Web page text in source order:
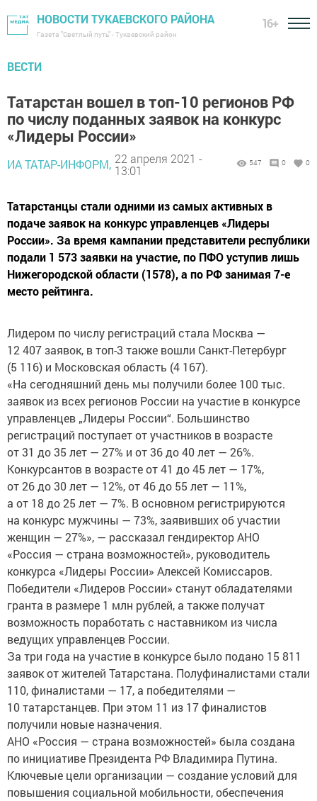
НОВОСТИ ТУКАЕВСКОГО РАЙОНА
Газета "Светлый путь" - Тукаевский район
16+
ВЕСТИ
Татарстан вошел в топ-10 регионов РФ
по числу поданных заявок на конкурс
«Лидеры России»
ИА ТАТАР-ИНФОРМ, 22 апреля 2021 -
13:01
547 0 0
Татарстанцы стали одними из самых активных в
подаче заявок на конкурс управленцев «Лидеры
России». За время кампании представители республики
подали 1 573 заявки на участие, по ПФО уступив лишь
Нижегородской области (1578), а по РФ занимая 7-е
место рейтинга.
Лидером по числу регистраций стала Москва —
12 407 заявок, в топ-3 также вошли Санкт-Петербург
(5 116) и Московская область (4 167).
«На сегодняшний день мы получили более 100 тыс.
заявок из всех регионов России на участие в конкурсе
управленцев „Лидеры России“. Большинство
регистраций поступает от участников в возрасте
от 31 до 35 лет — 27% и от 36 до 40 лет — 26%.
Конкурсантов в возрасте от 41 до 45 лет — 17%,
от 26 до 30 лет — 12%, от 46 до 55 лет — 11%,
а от 18 до 25 лет — 7%. В основном регистрируются
на конкурс мужчины — 73%, заявивших об участии
женщин — 27%», — рассказал гендиректор АНО
«Россия — страна возможностей», руководитель
конкурса «Лидеры России» Алексей Комиссаров.
Победители «Лидеров России» станут обладателями
гранта в размере 1 млн рублей, а также получат
возможность поработать с наставником из числа
ведущих управленцев России.
За три года на участие в конкурсе было подано 15 811
заявок от жителей Татарстана. Полуфиналистами стали
110, финалистами — 17, а победителями —
10 татарстанцев. При этом 11 из 17 финалистов
получили новые назначения.
АНО «Россия — страна возможностей» была создана
по инициативе Президента РФ Владимира Путина.
Ключевые цели организации — создание условий для
повышения социальной мобильности, обеспечения